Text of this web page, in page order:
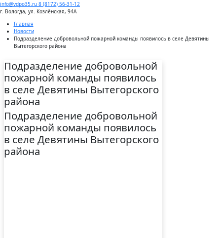
info@vdpo35.ru 8 (8172) 56-31-12
г. Вологда, ул. Козлёнская, 94А
Главная
Новости
Подразделение добровольной пожарной команды появилось в селе Девятины
Вытегорского района
Подразделение добровольной
пожарной команды появилось
в селе Девятины Вытегорского
района
Подразделение добровольной
пожарной команды появилось
в селе Девятины Вытегорского
района